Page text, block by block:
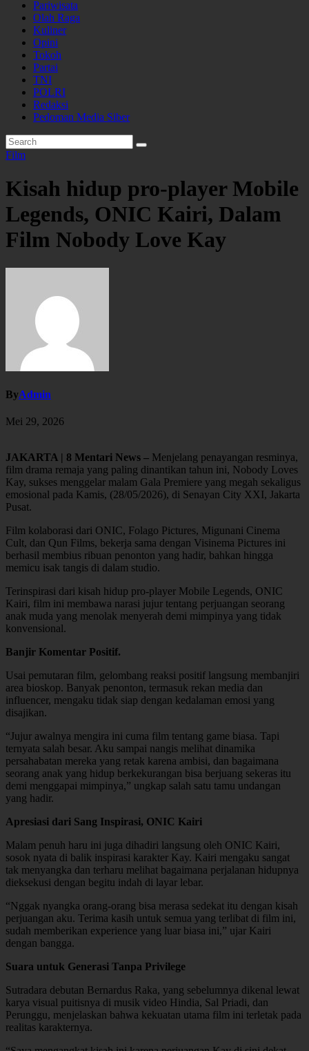
Pariwisata
Olah Raga
Kuliner
Opini
Tokoh
Partai
TNI
POLRI
Redaksi
Pedoman Media Siber
Film
Kisah hidup pro-player Mobile
Legends, ONIC Kairi, Dalam
Film Nobody Love Kay
ByAdmin
Mei 29, 2026
JAKARTA | 8 Mentari News – Menjelang penayangan resminya,
film drama remaja yang paling dinantikan tahun ini, Nobody Loves
Kay, sukses menggelar malam Gala Premiere yang megah sekaligus
emosional pada Kamis, (28/05/2026), di Senayan City XXI, Jakarta
Pusat.
Film kolaborasi dari ONIC, Folago Pictures, Migunani Cinema
Cult, dan Qun Films, bekerja sama dengan Visinema Pictures ini
berhasil membius ribuan penonton yang hadir, bahkan hingga
memicu isak tangis di dalam studio.
Terinspirasi dari kisah hidup pro-player Mobile Legends, ONIC
Kairi, film ini membawa narasi jujur tentang perjuangan seorang
anak muda yang menolak menyerah demi mimpinya yang tidak
konvensional.
Banjir Komentar Positif.
Usai pemutaran film, gelombang reaksi positif langsung membanjiri
area bioskop. Banyak penonton, termasuk rekan media dan
influencer, mengaku tidak siap dengan kedalaman emosi yang
disajikan.
“Jujur awalnya mengira ini cuma film tentang game biasa. Tapi
ternyata salah besar. Aku sampai nangis melihat dinamika
persahabatan mereka yang retak karena ambisi, dan bagaimana
seorang anak yang hidup berkekurangan bisa berjuang sekeras itu
demi menggapai mimpinya,” ungkap salah satu tamu undangan
yang hadir.
Apresiasi dari Sang Inspirasi, ONIC Kairi
Malam penuh haru ini juga dihadiri langsung oleh ONIC Kairi,
sosok nyata di balik inspirasi karakter Kay. Kairi mengaku sangat
tak menyangka dan terharu melihat bagaimana perjalanan hidupnya
dieksekusi dengan begitu indah di layar lebar.
“Nggak nyangka orang-orang bisa merasa sedekat itu dengan kisah
perjuangan aku. Terima kasih untuk semua yang terlibat di film ini,
sudah memberikan experience yang luar biasa ini,” ujar Kairi
dengan bangga.
Suara untuk Generasi Tanpa Privilege
Sutradara debutan Bernardus Raka, yang sebelumnya dikenal lewat
karya visual puitisnya di musik video Hindia, Sal Priadi, dan
Perunggu, menjelaskan bahwa kekuatan utama film ini terletak pada
realitas karakternya.